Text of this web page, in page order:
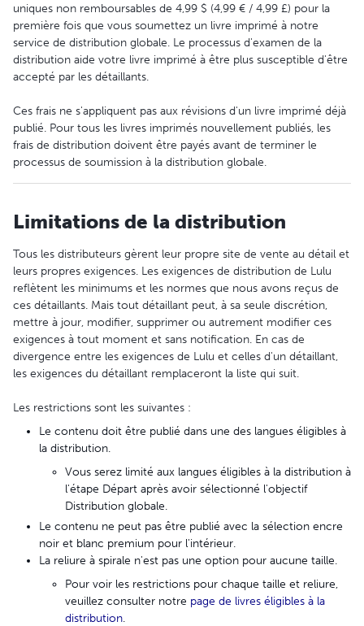
uniques non remboursables de 4,99 $ (4,99 € / 4,99 £) pour la
première fois que vous soumettez un livre imprimé à notre
service de distribution globale. Le processus d'examen de la
distribution aide votre livre imprimé à être plus susceptible d'être
accepté par les détaillants.
Ces frais ne s'appliquent pas aux révisions d'un livre imprimé déjà
publié. Pour tous les livres imprimés nouvellement publiés, les
frais de distribution doivent être payés avant de terminer le
processus de soumission à la distribution globale.
Limitations de la distribution
Tous les distributeurs gèrent leur propre site de vente au détail et
leurs propres exigences. Les exigences de distribution de Lulu
reflètent les minimums et les normes que nous avons reçus de
ces détaillants. Mais tout détaillant peut, à sa seule discrétion,
mettre à jour, modifier, supprimer ou autrement modifier ces
exigences à tout moment et sans notification. En cas de
divergence entre les exigences de Lulu et celles d'un détaillant,
les exigences du détaillant remplaceront la liste qui suit.
Les restrictions sont les suivantes :
Le contenu doit être publié dans une des langues éligibles à
la distribution.
Vous serez limité aux langues éligibles à la distribution à
l'étape Départ après avoir sélectionné l'objectif
Distribution globale.
Le contenu ne peut pas être publié avec la sélection encre
noir et blanc premium pour l'intérieur.
La reliure à spirale n'est pas une option pour aucune taille.
Pour voir les restrictions pour chaque taille et reliure,
veuillez consulter notre page de livres éligibles à la
distribution.